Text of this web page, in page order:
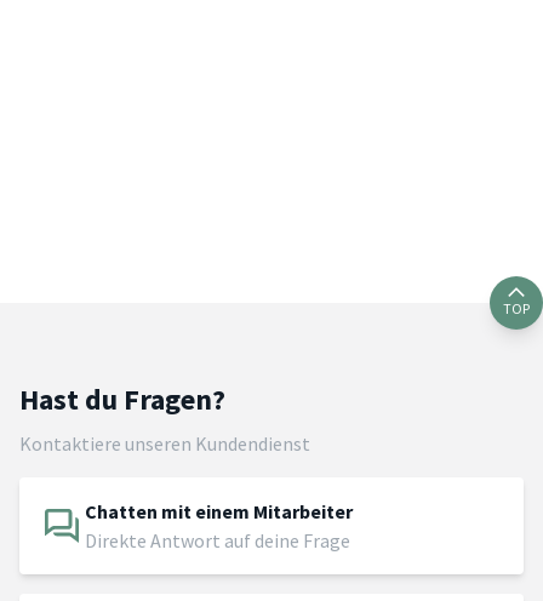
TOP
Hast du Fragen?
Kontaktiere unseren Kundendienst
Chatten mit einem Mitarbeiter
Direkte Antwort auf deine Frage